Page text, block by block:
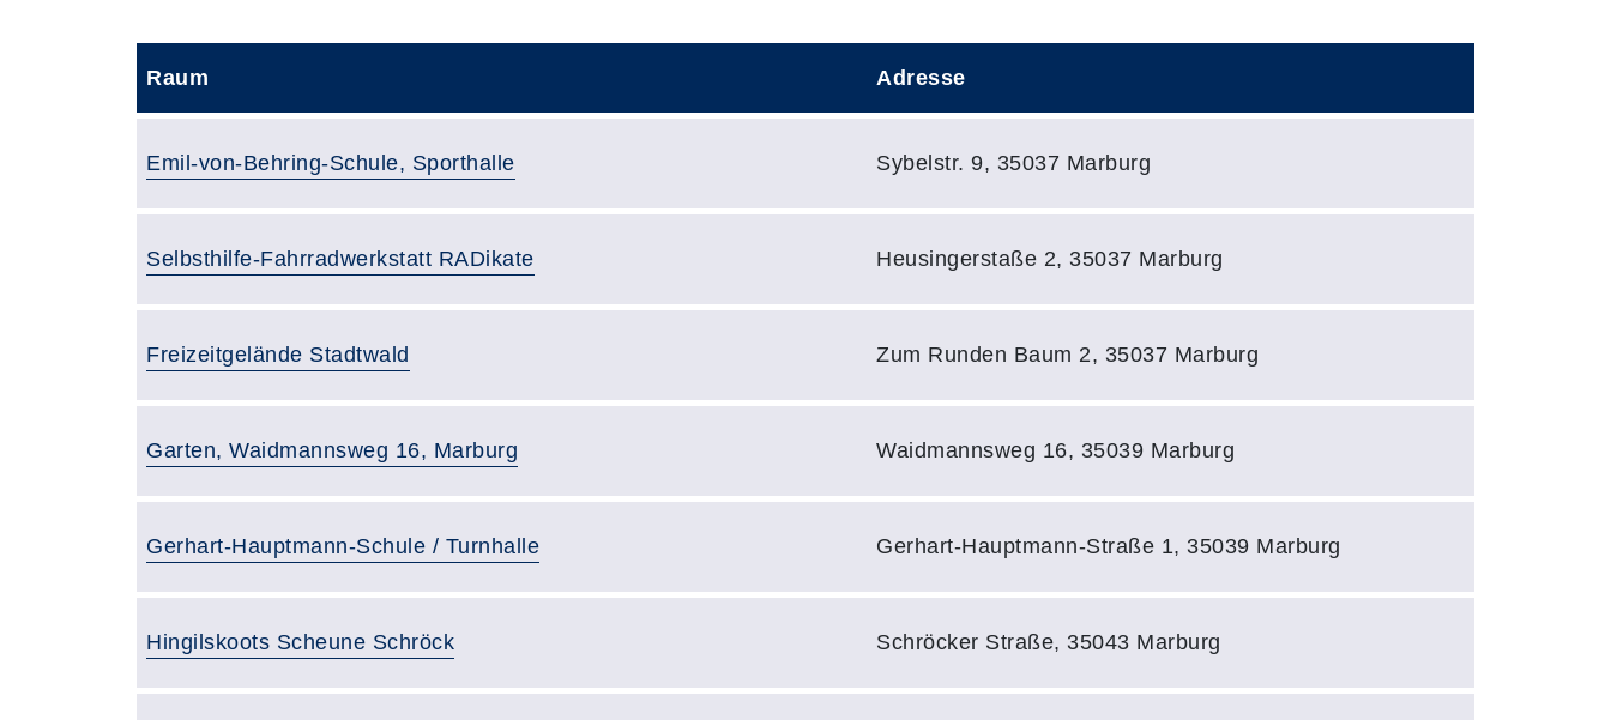
Raum Adresse
Raumbezeichnung:
Emil-von-Behring-Schule, Sporthalle Adresse:
Sybelstr. 9, 35037 Marburg
Raumbezeichnung:
Selbsthilfe-Fahrradwerkstatt RADikate Adresse:
Heusingerstaße 2, 35037 Marburg
Raumbezeichnung:
Freizeitgelände Stadtwald Adresse:
Zum Runden Baum 2, 35037 Marburg
Raumbezeichnung:
Garten, Waidmannsweg 16, Marburg Adresse:
Waidmannsweg 16, 35039 Marburg
Raumbezeichnung:
Gerhart-Hauptmann-Schule / Turnhalle Adresse:
Gerhart-Hauptmann-Straße 1, 35039 Marburg
Raumbezeichnung:
Hingilskoots Scheune Schröck Adresse:
Schröcker Straße, 35043 Marburg